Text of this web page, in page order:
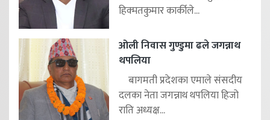
हिक्मतकुमार कार्कीले...
ओली निवास गुण्डुमा ढले जगन्नाथ
थपलिया
बागमती प्रदेशका एमाले संसदीय
दलका नेता जगन्नाथ थपलिया हिजो
राति अध्यक्ष...